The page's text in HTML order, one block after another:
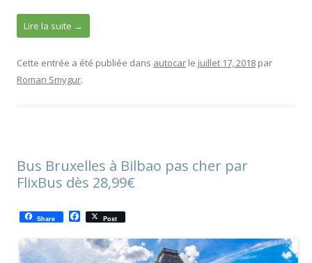
Lire la suite →
Cette entrée a été publiée dans autocar le juillet 17, 2018 par
Roman Smygur.
Bus Bruxelles à Bilbao pas cher par
FlixBus dès 28,99€
Share
a
c
e
Post